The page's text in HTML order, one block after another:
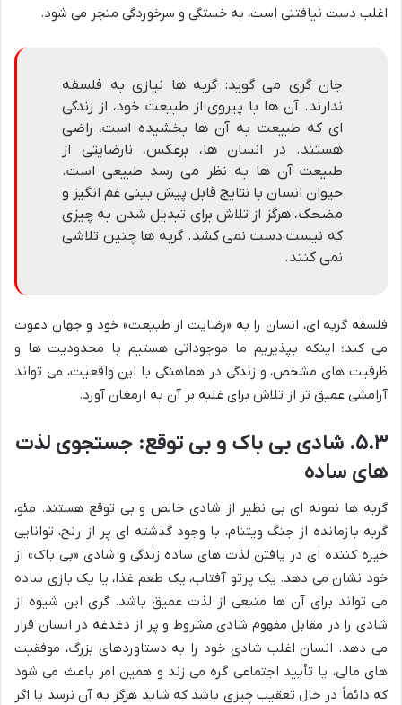
اغلب دست نیافتنی است، به خستگی و سرخوردگی منجر می شود.
جان گری می گوید: گربه ها نیازی به فلسفه
ندارند. آن ها با پیروی از طبیعت خود، از زندگی
ای که طبیعت به آن ها بخشیده است، راضی
هستند. در انسان ها، برعکس، نارضایتی از
طبیعت آن ها به نظر می رسد طبیعی است.
حیوان انسان با نتایج قابل پیش بینی غم انگیز و
مضحک، هرگز از تلاش برای تبدیل شدن به چیزی
که نیست دست نمی کشد. گربه ها چنین تلاشی
نمی کنند.
فلسفه گربه ای، انسان را به «رضایت از طبیعت» خود و جهان دعوت
می کند؛ اینکه بپذیریم ما موجوداتی هستیم با محدودیت ها و
ظرفیت های مشخص، و زندگی در هماهنگی با این واقعیت، می تواند
آرامشی عمیق تر از تلاش برای غلبه بر آن به ارمغان آورد.
۵.۳. شادی بی باک و بی توقع: جستجوی لذت
های ساده
گربه ها نمونه ای بی نظیر از شادی خالص و بی توقع هستند. مئو،
گربه بازمانده از جنگ ویتنام، با وجود گذشته ای پر از رنج، توانایی
خیره کننده ای در یافتن لذت های ساده زندگی و شادی «بی باک» از
خود نشان می دهد. یک پرتو آفتاب، یک طعم غذا، یا یک بازی ساده
می تواند برای آن ها منبعی از لذت عمیق باشد. گری این شیوه از
شادی را در مقابل مفهوم شادی مشروط و پر از دغدغه در انسان قرار
می دهد. انسان اغلب شادی خود را به دستاوردهای بزرگ، موفقیت
های مالی، یا تأیید اجتماعی گره می زند و همین امر باعث می شود
که دائماً در حال تعقیب چیزی باشد که شاید هرگز به آن نرسد یا اگر